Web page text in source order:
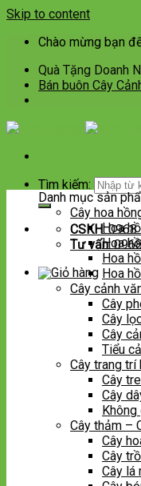
Skip to content
Chào mừng bạn
Quà Tặng Doanh
Bán buôn Cây
Tìm kiếm:
CSKH:0968
Tư vấn:
Danh mục sản
Cây hoa
Hoa
Hoa
Hoa
Hoa
Cây cảnh
Cây
Cây
Cây
Tiểu
Cây trang trí
Cây
Cây
Cây thảm –
Cây
Cây
Cây lá